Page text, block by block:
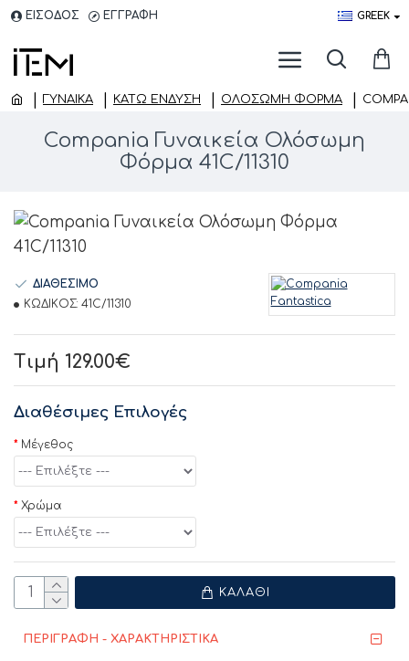
ΕΙΣΟΔΟΣ ΕΓΓΡΑΦΗ GREEK
ΓΥΝΑΙΚΑ ΚΆΤΩ ΈΝΔΥΣΗ ΟΛΌΣΩΜΗ ΦΌΡΜΑ
Compania Γυναικεία Ολόσωμη
Φόρμα 41C/11310
Τιμή 129.00€
ΔΙΑΘΕΣΙΜΟ
ΚΩΔΙΚΟΣ: 41C/11310
Διαθέσιμες Επιλογές
Μέγεθος
Χρώμα
ΚΑΛΆΘΙ
ΠΕΡΙΓΡΑΦΗ - ΧΑΡΑΚΤΗΡΙΣΤΙΚΑ